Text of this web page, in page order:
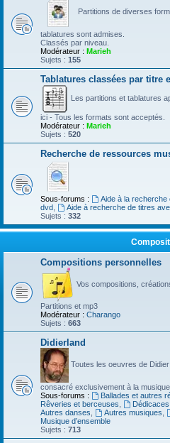
Partitions de diverses
tablatures sont admises.
Classés par niveau.
Modérateur : Marieh
Sujets : 155
Tablatures classées par titre
Les partitions et tablatures
ici - Tous les formats sont acceptés.
Modérateur : Marieh
Sujets : 520
Recherche de ressources
Sous-forums : Aide à la recherche
dvd
Aide à recherche de titres
Sujets : 332
Compositions personnelles
Vos compositions,
Partitions et mp3
Modérateur : Charango
Sujets : 663
Didierland
Toutes les oeuvres de
consacré exclusivement à la
Sous-forums :
Ballades et autres
Rêveries et berceuses
Dédicaces
Autres danses
Autres musiques
Musique d’ensemble
Sujets : 713